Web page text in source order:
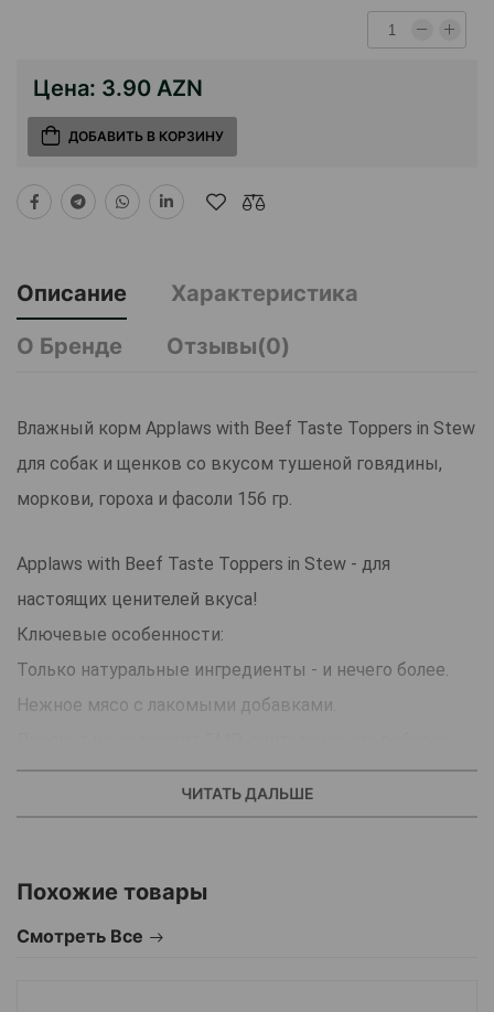
Цена: 3.90 AZN
ДОБАВИТЬ В КОРЗИНУ
Описание
Характеристика
О Бренде
Отзывы(0)
Влажный корм Applaws with Beef Taste Toppers in Stew
для собак и щенков со вкусом тушеной говядины,
моркови, гороха и фасоли 156 гр.
Applaws with Beef Taste Toppers in Stew - для
настоящих ценителей вкуса!
Ключевые особенности:
Только натуральные ингредиенты - и нечего более.
Нежное мясо с лакомыми добавками.
усилителей вкуса и красителей.
Консервы изготовлены со вкусом тушеной
В состав каждого рецепта входит только три/четыре
ЧИТАТЬ ДАЛЬШЕ
Похожие товары
Смотреть Все